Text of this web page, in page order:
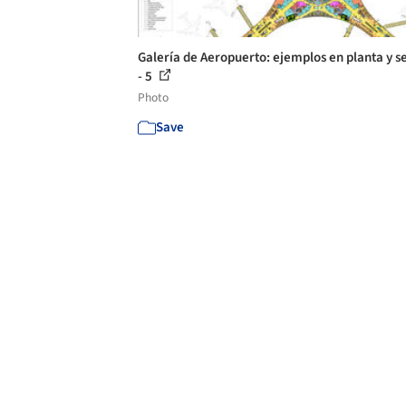
Galería de Aeropuerto: ejemplos en planta y
- 5
Photo
Save